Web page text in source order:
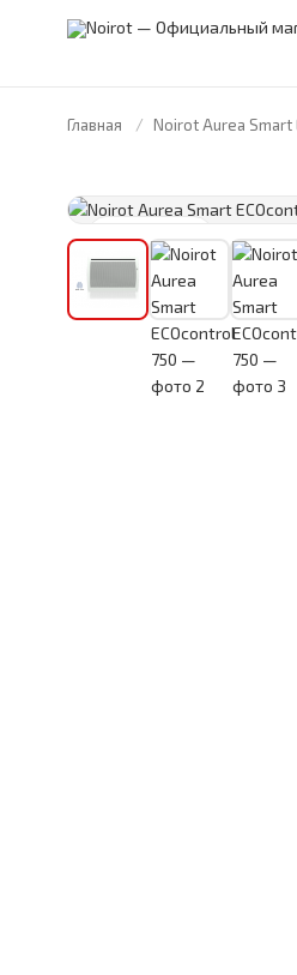
Главная Noirot Aurea Smart
FRANCE · 1946